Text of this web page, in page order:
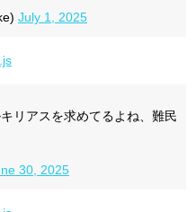
July 1, 2025
リアスを求めてるよね、難民
30, 2025